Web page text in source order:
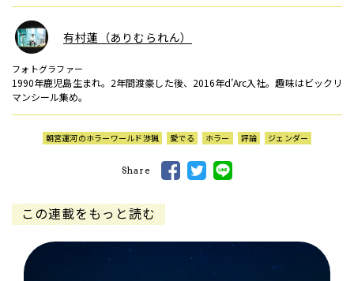
有村蓮（ありむられん）
フォトグラファー
1990年鹿児島生まれ。2年間渡豪した後、2016年d’Arc入社。趣味はビックリ
マンシール集め。
朝宮運河のホラーワールド渉猟 愛でる ホラー 評論 ジェンダー
Share
この連載をもっと読む